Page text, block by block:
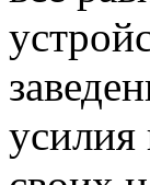
усилия